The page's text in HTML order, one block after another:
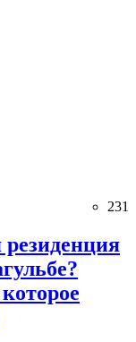
231